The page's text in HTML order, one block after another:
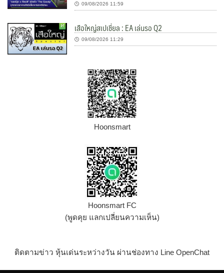
09/08/2026 11:59
เสือใหญ่สเปเชี่ยล : EA เล่นรอ Q2
09/08/2026 11:29
Hoonsmart
Hoonsmart FC
(พูดคุย แลกเปลี่ยนความเห็น)
ติดตามข่าว หุ้นเด่นระหว่างวัน ผ่านช่องทาง Line OpenChat